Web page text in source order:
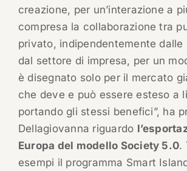
creazione, per un’interazione a
compresa la collaborazione tra
privato, indipendentemente dalle
dal settore di impresa, per un
è disegnato solo per il mercato
che deve e può essere esteso a
portando gli stessi benefici”, ha
Dellagiovanna riguardo
Europa del modello Society 5.0.
esempi il programma Smart